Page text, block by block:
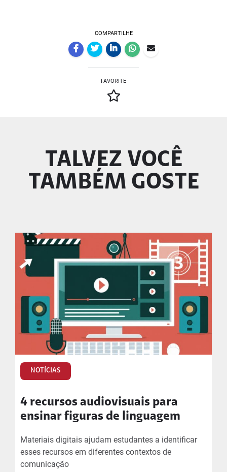
COMPARTILHE
FAVORITE
TALVEZ VOCÊ
TAMBÉM GOSTE
NOTÍCIAS
4 recursos audiovisuais para
ensinar figuras de linguagem
Materiais digitais ajudam estudantes a identificar
esses recursos em diferentes contextos de
comunicação